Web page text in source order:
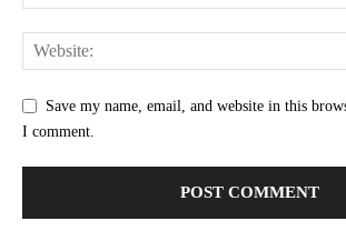
Save my name, email, and website in this
I comment.